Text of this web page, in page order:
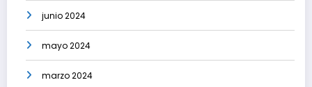
junio 2024
mayo 2024
marzo 2024